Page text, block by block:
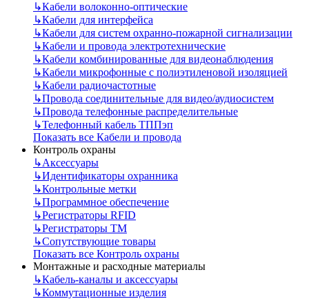
↳Кабели волоконно-оптические
↳Кабели для интерфейса
↳Кабели для систем охранно-пожарной сигнализации
↳Кабели и провода электротехнические
↳Кабели комбинированные для видеонаблюдения
↳Кабели микрофонные с полиэтиленовой изоляцией
↳Кабели радиочастотные
↳Провода соединительные для видео/аудиосистем
↳Провода телефонные распределительные
↳Телефонный кабель ТППэп
Показать все Кабели и провода
Контроль охраны
↳Аксессуары
↳Идентификаторы охранника
↳Контрольные метки
↳Программное обеспечение
↳Регистраторы RFID
↳Регистраторы ТМ
↳Сопутствующие товары
Показать все Контроль охраны
Монтажные и расходные материалы
↳Кабель-каналы и аксессуары
↳Коммутационные изделия